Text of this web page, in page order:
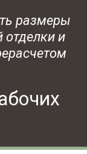
размеры
и